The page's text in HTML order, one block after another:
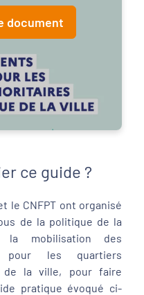
document
ce guide ?
le CNFPT ont organisé
de la politique de la
mobilisation des
pour les quartiers
la ville, pour faire
pratique évoqué ci-